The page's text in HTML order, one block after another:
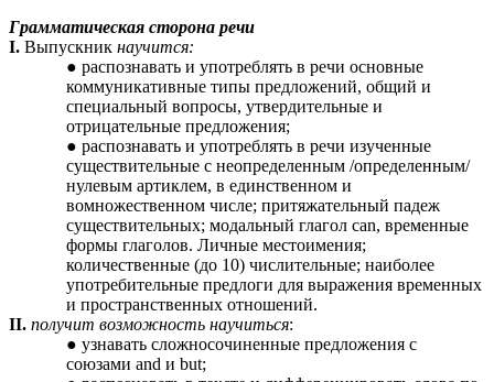
Грамматическая сторона речи
I. Выпускник научится:
распознавать и употреблять в речи основные
коммуникативные типы предложений, общий и
специальный вопросы, утвердительные и
отрицательные предложения;
распознавать и употреблять в речи изученные
существительные с неопределенным /определенным/
нулевым артиклем, в единственном и
вомножественном числе; притяжательный падеж
существительных; модальный глагол can, временные
формы глаголов. Личные местоимения;
количественные (до 10) числительные; наиболее
употребительные предлоги для выражения временных
и пространственных отношений.
II. получит возможность научиться:
узнавать сложносочиненные предложения с
союзами and и but;